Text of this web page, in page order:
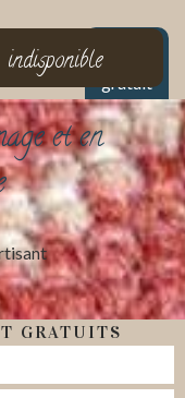
Devis
gratuit
indisponible
et en
GRATUITS